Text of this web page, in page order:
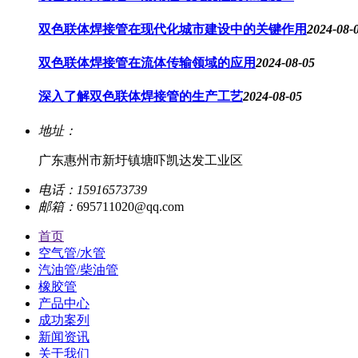
双色联体焊接管在现代化城市建设中的关键作用2024-08-
双色联体焊接管在流体传输领域的应用2024-08-05
深入了解双色联体焊接管的生产工艺2024-08-05
地址：
广东惠州市新圩镇塘吓凯达发工业区
电话： 15916573739
邮箱： 695711020@qq.com
首页
空气管/水管
汽油管/柴油管
橡胶管
产品中心
成功案列
新闻资讯
关于我们